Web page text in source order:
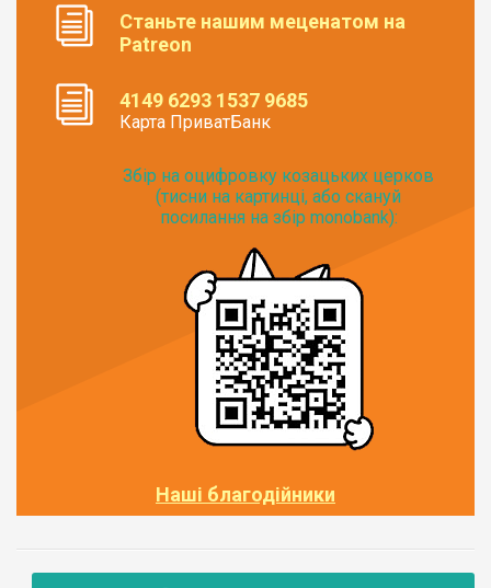
Станьте нашим меценатом на
Patreon
4149 6293 1537 9685
Карта ПриватБанк
Збір на оцифровку козацьких церков
(тисни на картинці, або скануй
посилання на збір monobank):
Наші благодійники